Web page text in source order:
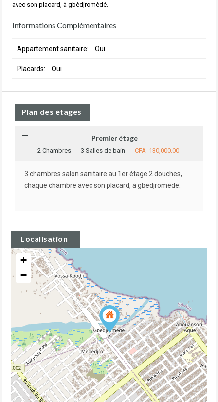
avec son placard, à gbèdjromèdé.
Informations Complémentaires
Appartement sanitaire: Oui
Placards: Oui
Plan des étages
Premier étage
2 Chambres 3 Salles de bain CFA 130,000.00
3 chambres salon sanitaire au 1er étage 2 douches,
chaque chambre avec son placard, à gbèdjromèdé.
Localisation
+
−